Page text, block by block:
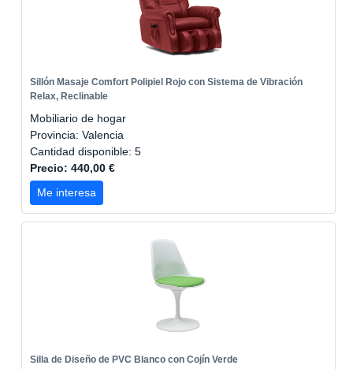
Sillón Masaje Comfort Polipiel Rojo con Sistema de Vibración
Relax, Reclinable
Mobiliario de hogar
Provincia: Valencia
Cantidad disponible: 5
Precio: 440,00 €
Me interesa
Silla de Diseño de PVC Blanco con Cojín Verde